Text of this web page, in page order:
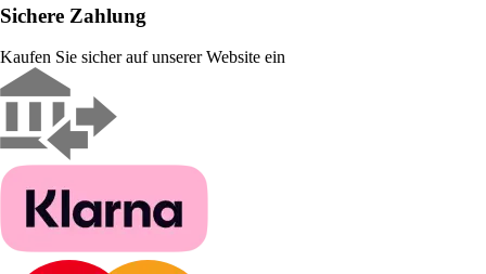
Sichere Zahlung
Kaufen Sie sicher auf unserer Website ein